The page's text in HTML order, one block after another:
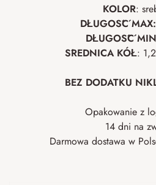
KOLOR:
DŁUGOŚĆ MAX:
DŁUGOŚĆ MIN
ŚREDNICA KÓŁ:
BEZ DODATKU
Opakowanie z
14 dni na
Darmowa dostawa w